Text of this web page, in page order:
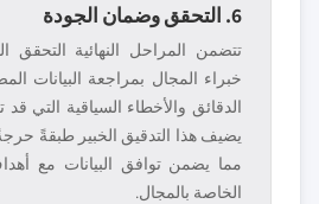
6. التحقق وضمان الجودة
تتضمن المراحل النهائية
خبراء المجال بمراجعة البيانات
الدقائق والأخطاء السياقية التي قد
يضيف هذا التدقيق الخبير طبقةً
مما يضمن توافق البيانات مع
الخاصة بالمجال.